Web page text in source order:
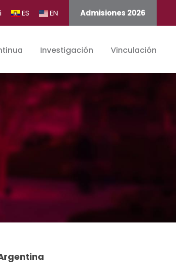
ES EN Admisiones 2026
Investigación Vinculación